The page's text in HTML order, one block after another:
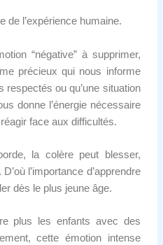
de l’expérience humaine.
“négative” à supprimer,
précieux qui nous informe
ou qu’une situation
donne l’énergie nécessaire
face aux difficultés.
la colère peut blesser,
l’importance d’apprendre
dès le plus jeune âge.
plus les enfants avec des
cette émotion intense